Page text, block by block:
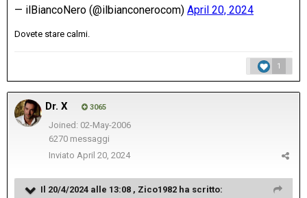
Dovete stare calmi.
1
Dr. X 3065
Joined: 02-May-2006
6270 messaggi
Inviato April 20, 2024
Il 20/4/2024 alle 13:08 , Zico1982 ha scritto: